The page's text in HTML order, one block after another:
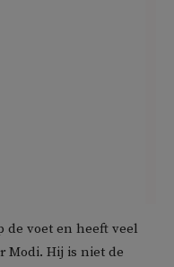
de voet en heeft veel
Modi. Hij is niet de